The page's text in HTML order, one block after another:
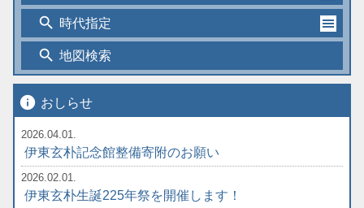
search 時代指定
search 地図検索
info おしらせ
2026.04.01.
伊東玄朴記念館整備寄附のお願い
2026.02.01.
伊東玄朴生誕225年祭を開催します！